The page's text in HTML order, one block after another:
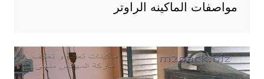
مواصفات الماكينه الراوتر